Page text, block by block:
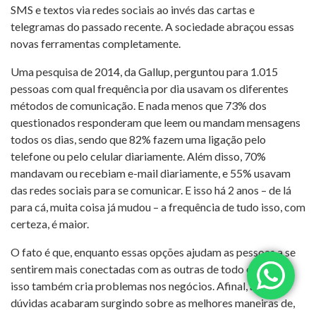
SMS e textos via redes sociais ao invés das cartas e
telegramas do passado recente. A sociedade abraçou essas
novas ferramentas completamente.
Uma pesquisa de 2014, da Gallup, perguntou para 1.015
pessoas com qual frequência por dia usavam os diferentes
métodos de comunicação. E nada menos que 73% dos
questionados responderam que leem ou mandam mensagens
todos os dias, sendo que 82% fazem uma ligação pelo
telefone ou pelo celular diariamente. Além disso, 70%
mandavam ou recebiam e-mail diariamente, e 55% usavam
das redes sociais para se comunicar. E isso há 2 anos – de lá
para cá, muita coisa já mudou – a frequência de tudo isso, com
certeza, é maior.
O fato é que, enquanto essas opções ajudam as pessoas a se
sentirem mais conectadas com as outras de todo o mundo,
isso também cria problemas nos negócios. Afinal, algumas
dúvidas acabaram surgindo sobre as melhores maneiras de,